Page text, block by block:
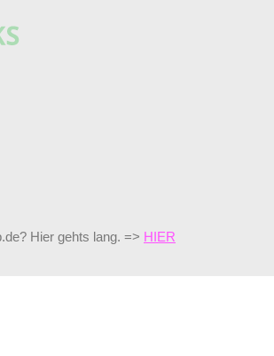
Hier gehts lang. => HIER